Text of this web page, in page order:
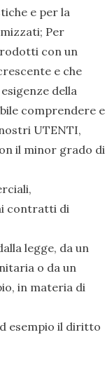
e per la
Per
con un
e che
della
comprendere e
UTENTI,
il minor grado di
contratti di
legge, da un
o da un
in materia di
esempio il diritto